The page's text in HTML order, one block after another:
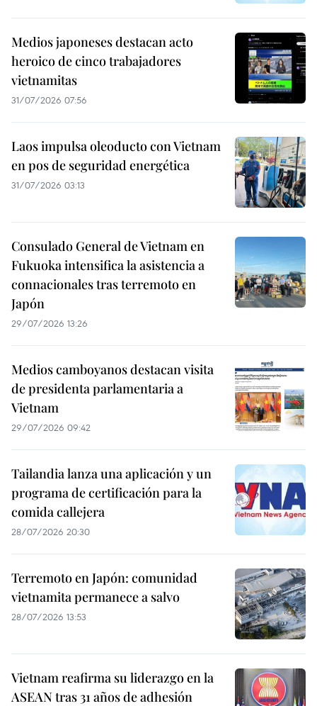
Medios japoneses destacan acto
heroico de cinco trabajadores
vietnamitas
31/07/2026 07:56
Laos impulsa oleoducto con Vietnam
en pos de seguridad energética
31/07/2026 03:13
Consulado General de Vietnam en
Fukuoka intensifica la asistencia a
connacionales tras terremoto en
Japón
29/07/2026 13:26
Medios camboyanos destacan visita
de presidenta parlamentaria a
Vietnam
29/07/2026 09:42
Tailandia lanza una aplicación y un
programa de certificación para la
comida callejera
28/07/2026 20:30
Terremoto en Japón: comunidad
vietnamita permanece a salvo
28/07/2026 13:53
Vietnam reafirma su liderazgo en la
ASEAN tras 31 años de adhesión